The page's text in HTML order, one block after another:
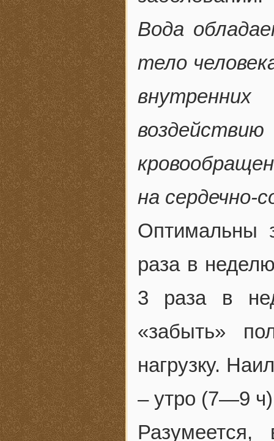
Вода
тело
на сердечно-
Оптимальны
раза в
3 раза в
«забыть»
нагрузку.
– утро (7—9